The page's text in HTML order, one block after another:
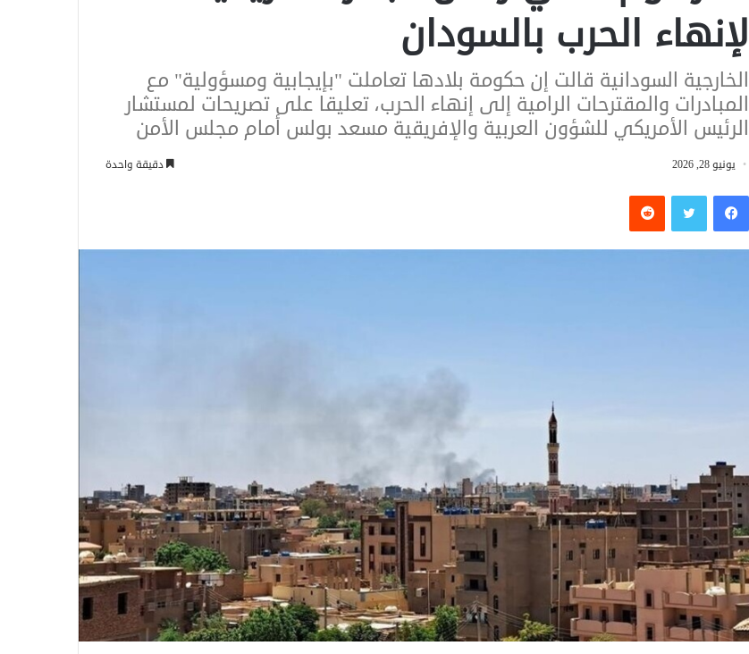
لإنهاء الحرب بالسودان
الخارجية السودانية قالت إن حكومة بلادها تعاملت "بإيجابية ومسؤولية" مع
المبادرات والمقترحات الرامية إلى إنهاء الحرب، تعليقا على تصريحات لمستشار
الرئيس الأمريكي للشؤون العربية والإفريقية مسعد بولس أمام مجلس الأمن
يونيو 28, 2026 دقيقة واحدة
فيسبوكتويتر